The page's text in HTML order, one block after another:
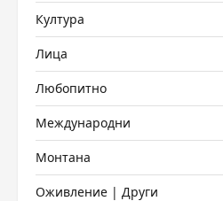
Култура
Лица
Любопитно
Международни
Монтана
Оживление | Други